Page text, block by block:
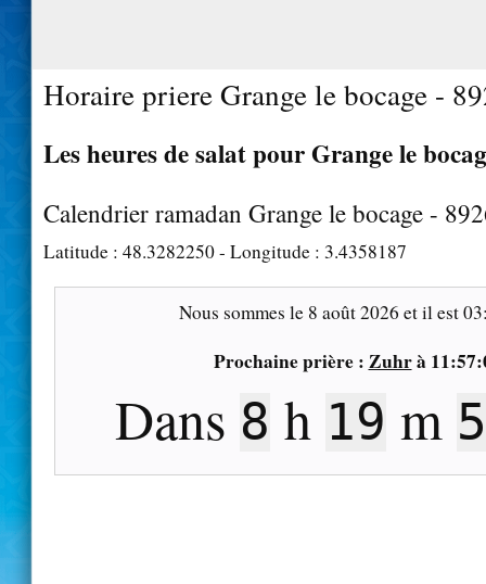
Horaire priere Grange le bocage -
Les heures de salat pour Grange le
Calendrier ramadan Grange le bocage -
Latitude : 48.3282250- Longitude : 3.4358187
Nous sommes le 8 août 2026 et il est
Prochaine prière : Zuhrà
Dans 8 h 19 m